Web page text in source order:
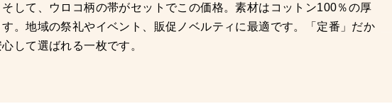
して、ウロコ柄の帯がセットでこの価格。素材はコットン100％の厚
。地域の祭礼やイベント、販促ノベルティに最適です。「定番」だか
して選ばれる一枚です。